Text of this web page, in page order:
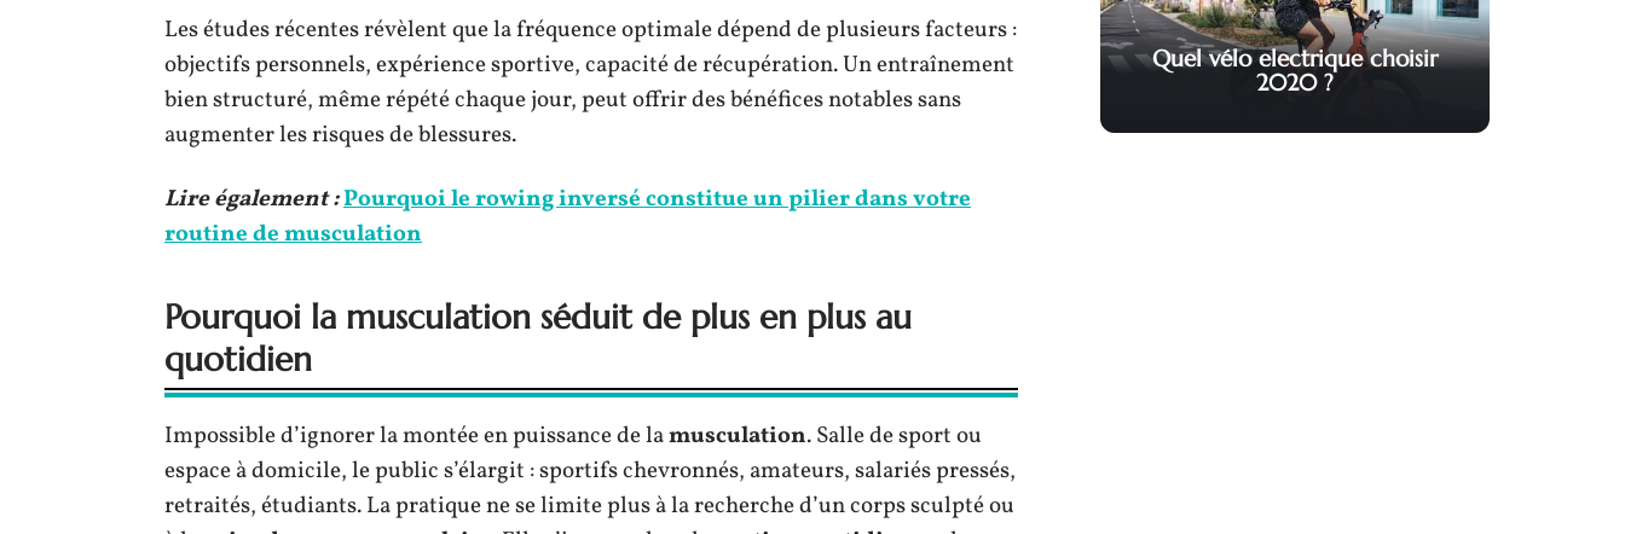
Les études récentes révèlent que la fréquence optimale dépend de plusieurs facteurs :
objectifs personnels, expérience sportive, capacité de récupération. Un entraînement
bien structuré, même répété chaque jour, peut offrir des bénéfices notables sans
augmenter les risques de blessures.
Lire également :Pourquoi le rowing inversé constitue un pilier dans votre
routine de musculation
Pourquoi la musculation séduit de plus en plus au
quotidien
Impossible d’ignorer la montée en puissance de lamusculation. Salle de sport ou
espace à domicile, le public s’élargit : sportifs chevronnés, amateurs, salariés pressés,
retraités, étudiants. La pratique ne se limite plus à la recherche d’un corps sculpté ou
Quel vélo electrique choisir
2020 ?